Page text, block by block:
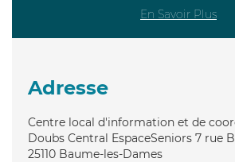
En Savoir Plus
Adresse
Centre local d'information et de
Doubs Central EspaceSeniors 7 rue
25110 Baume-les-Dames